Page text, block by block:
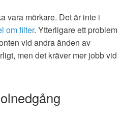
vara mörkare. Det är inte i
om filter. Ytterligare ett problem
vid andra änden av
men det kräver mer jobb vid